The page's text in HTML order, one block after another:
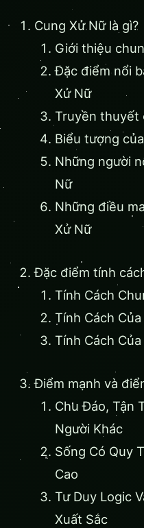
Cung Xử Nữ là gì?
Giới thiệu
Đặc điểm nổi
Xử Nữ
Truyền thuyết
Biểu tượng
Những người
Nữ
Những điều
Xử Nữ
Đặc điểm tính
Tính Cách
Tính Cách
Tính Cách
Điểm mạnh và
Chu Đáo, Tận
Người Khác
Sống Có Quy
Cao
Tư Duy Logic
Xuất Sắc